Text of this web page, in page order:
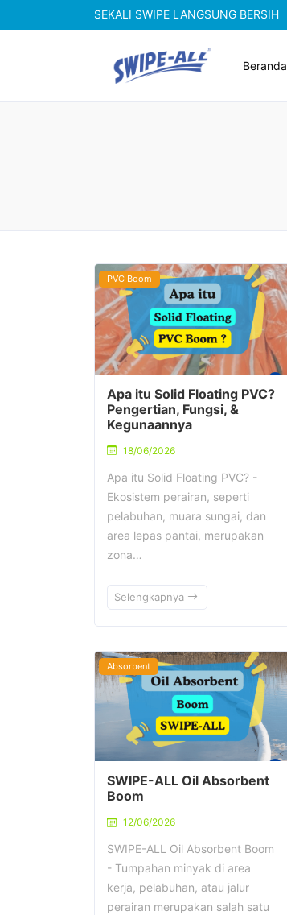
SEKALI SWIPE LANGSUNG BERSIH
Beranda
PVC Boom
Apa itu Solid Floating PVC?
Pengertian, Fungsi, &
Kegunaannya
18/06/2026
Apa itu Solid Floating PVC? -
Ekosistem perairan, seperti
pelabuhan, muara sungai, dan
area lepas pantai, merupakan
zona…
Selengkapnya
Absorbent
SWIPE-ALL Oil Absorbent
Boom
12/06/2026
SWIPE-ALL Oil Absorbent Boom
- Tumpahan minyak di area
kerja, pelabuhan, atau jalur
perairan merupakan salah satu